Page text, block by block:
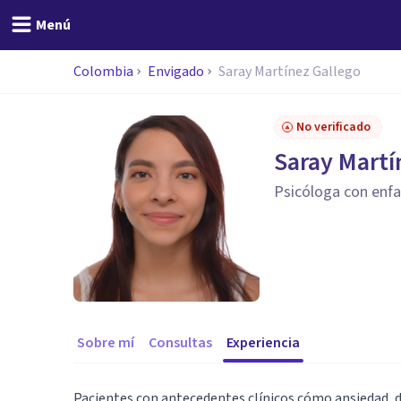
Menú
Colombia Envigado Saray Martínez Gallego
No verificado
Saray
Psicóloga con
Sobre mí Consultas Experiencia